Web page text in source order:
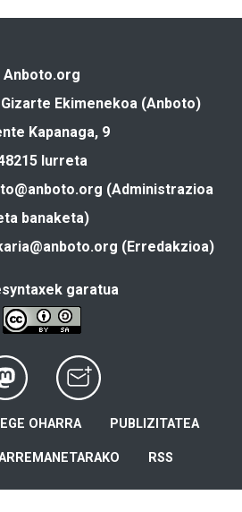
Anboto.org
Ekimenekoa (Anboto)
Kapanaga, 9
Iurreta
(Administrazioa
banaketa)
(Erredakzioa)
garatua
OHARRA PUBLIZITATEA
RSS